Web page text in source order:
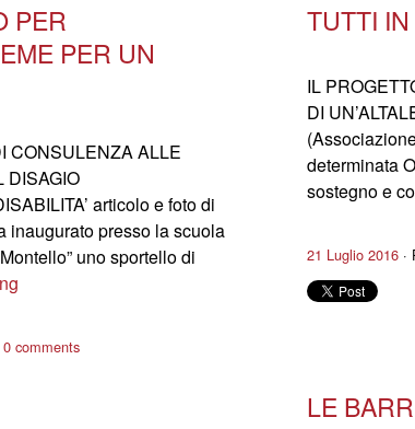
PER
PER UN
CONSULENZA ALLE
DISAGIO
articolo e foto di
presso la scuola
uno sportello di
0 comments
TUTTI
IL
DI
determinata
sostegno e
21 Luglio 2016
LE